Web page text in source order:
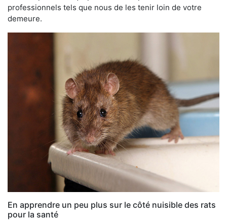
professionnels tels que nous de les tenir loin de votre
demeure.
En apprendre un peu plus sur le côté nuisible des rats
pour la santé